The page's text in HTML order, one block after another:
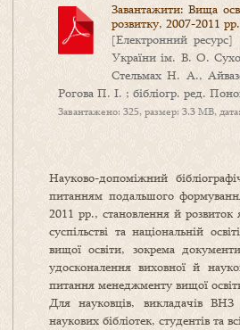
Завантажити: Вища
розвитку, 2007-2011 рр.
[Електронний
України ім. В. О.
Стельмах Н. А.,
Рогова П. І. ; бібліогр. ред.
Завантажено: 325, размер: 3.3 MB,
Науково-допоміжний
питанням подальшого
2011 рр., становлення й розвиток
суспільстві та національній
вищої освіти, зокрема
удосконалення виховної й
питання менеджменту вищої
Для науковців, викладачів ВНЗ
наукових бібліотек, студентів та